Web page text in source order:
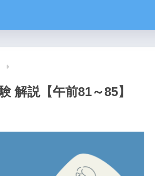
解説【午前81～85】